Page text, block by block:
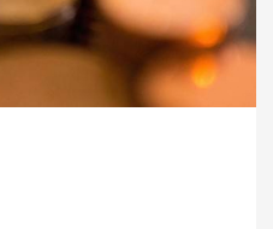
户委托
以外，
常年案
件成功